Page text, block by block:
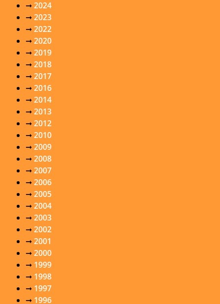
➞2024
➞2023
➞2022
➞2020
➞2019
➞2018
➞2017
➞2016
➞2014
➞2013
➞2012
➞2010
➞2009
➞2008
➞2007
➞2006
➞2005
➞2004
➞2003
➞2002
➞2001
➞2000
➞ 1999
➞ 1998
➞ 1997
➞ 1996